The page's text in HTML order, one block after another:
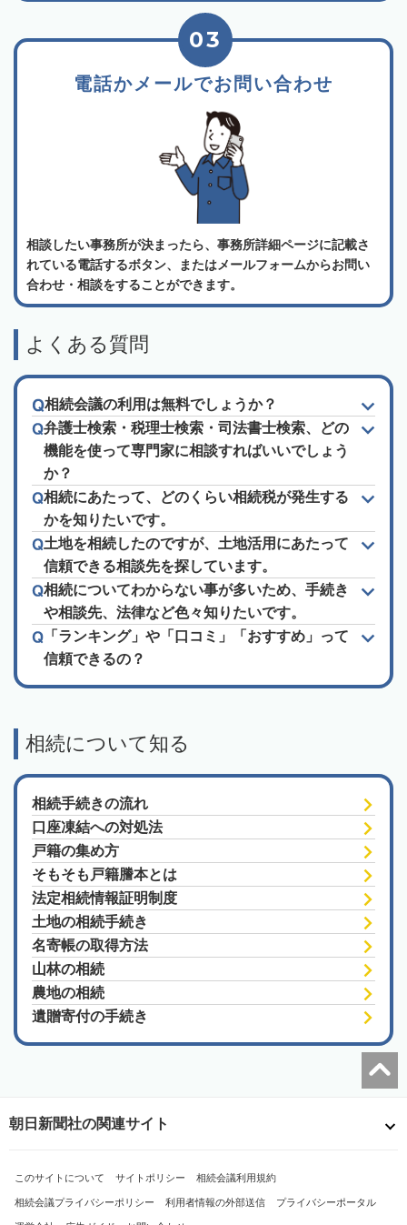
電話かメールでお問い合わせ
03
相談したい事務所が決まったら、事務所詳細ページに記載さ
れている電話するボタン、またはメールフォームからお問い
合わせ・相談をすることができます。
よくある質問
相続会議の利用は無料でしょうか？
弁護士検索・税理士検索・司法書士検索、どの
機能を使って専門家に相談すればいいでしょう
か？
相続にあたって、どのくらい相続税が発生する
かを知りたいです。
土地を相続したのですが、土地活用にあたって
信頼できる相談先を探しています。
相続についてわからない事が多いため、手続き
や相談先、法律など色々知りたいです。
「ランキング」や「口コミ」「おすすめ」って
信頼できるの？
相続について知る
相続手続きの流れ
口座凍結への対処法
戸籍の集め方
そもそも戸籍謄本とは
法定相続情報証明制度
土地の相続手続き
名寄帳の取得方法
山林の相続
農地の相続
遺贈寄付の手続き
朝日新聞社の関連サイト
このサイトについて サイトポリシー 相続会議利用規約
相続会議プライバシーポリシー 利用者情報の外部送信 プライバシーポータル